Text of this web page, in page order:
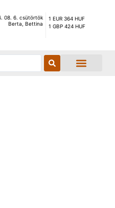
08. 6. csütörtök
Berta, Bettina
1 EUR 364 HUF
1 GBP 424 HUF